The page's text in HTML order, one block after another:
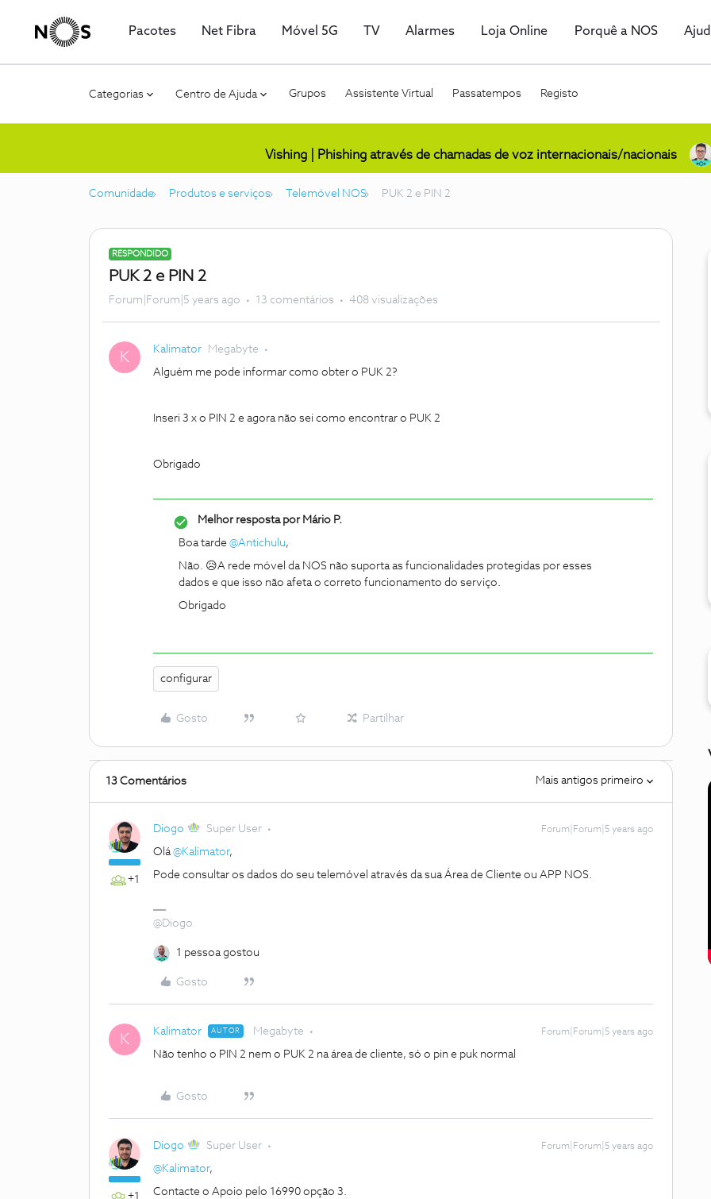
Pacotes Net Fibra Móvel 5G TV Alarmes Loja Online Porquê a NOS
Categorias Centro de Ajuda Grupos Assistente Virtual Passatempos Registo
Vishing | Phishing através de chamadas de voz internacionais/nacionais
Comunidade Produtos e serviços Telemóvel NOS PUK 2 e PIN 2
RESPONDIDO
PUK 2 e PIN 2
Forum|Forum|5 years ago 13 comentários 408 visualizações
K Kalimator Megabyte
Alguém me pode informar como obter o PUK 2?
Inseri 3 x o PIN 2 e agora não sei como encontrar o PUK 2
Obrigado
Melhor resposta porMário P.
Boa tarde @Antichulu,
Não. 😥A rede móvel da NOS não suporta as funcionalidades protegidas por esses
dados e que isso não afeta o correto funcionamento do serviço.
Obrigado
configurar
Gosto Partilhar
13 Comentários Mais antigos primeiro
+1
Diogo Super User Forum|Forum|5 years ago
Olá@Kalimator,
Pode consultar os dados do seu telemóvel através da sua Área de Cliente ou APP NOS.
@Diogo
1 pessoa gostou
Gosto
K Kalimator AUTOR Megabyte Forum|Forum|5 years ago
Não tenho o PIN 2 nem o PUK 2 na área de cliente, só o pin e puk normal
Gosto
+1
Diogo Super User Forum|Forum|5 years ago
@Kalimator,
Contacte o Apoio pelo 16990 opção 3.